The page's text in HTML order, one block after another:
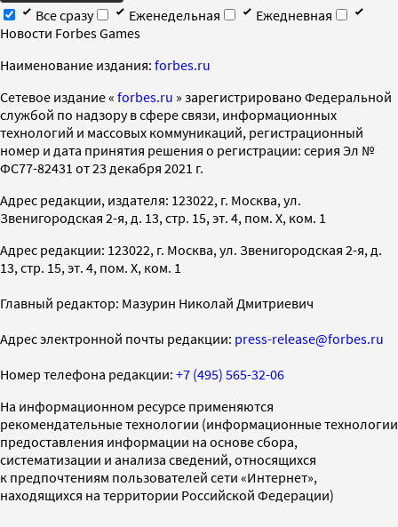
Все сразу Еженедельная
Ежедневная
Новости Forbes Games
Наименование издания: forbes.ru
Cетевое издание « forbes.ru » зарегистрировано Федеральной
службой по надзору в сфере связи, информационных
технологий и массовых коммуникаций, регистрационный
номер и дата принятия решения о регистрации: серия Эл №
ФС77-82431 от 23 декабря 2021 г.
Адрес редакции, издателя: 123022, г. Москва, ул.
Звенигородская 2-я, д. 13, стр. 15, эт. 4, пом. X, ком. 1
Адрес редакции: 123022, г. Москва, ул. Звенигородская 2-я, д.
13, стр. 15, эт. 4, пом. X, ком. 1
Главный редактор: Мазурин Николай Дмитриевич
Адрес электронной почты редакции: press-release@forbes.ru
Номер телефона редакции: +7 (495) 565-32-06
На информационном ресурсе применяются
рекомендательные технологии (информационные технологии
предоставления информации на основе сбора,
систематизации и анализа сведений, относящихся
к предпочтениям пользователей сети «Интернет»,
находящихся на территории Российской Федерации)